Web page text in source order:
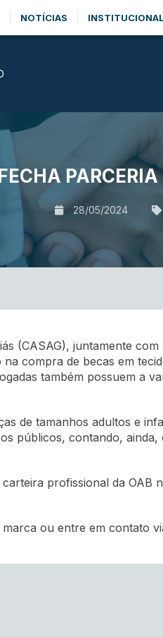
NOTÍCIAS INSTITUCIONAL
28/05/2024
(CASAG), juntamente com
compra de becas em
também possuem a
de tamanhos adultos e
públicos, contando, ainda,
profissional da OAB
marca ou entre em contato